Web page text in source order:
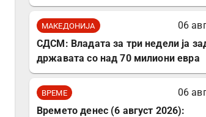
МАКЕДОНИЈА
06
СДСМ: Владата за три недели ја
државата со над 70 милиони евра
ВРЕМЕ
06
Времето денес (6 август 2026):